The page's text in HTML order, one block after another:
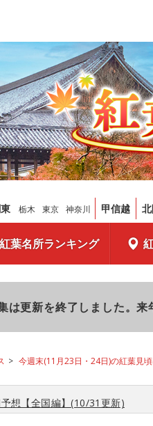
栃木 東京 神奈川 甲信越
紅葉名所ランキング
は更新を終了しました。来
今週末(11月23日・24日)の紅葉見
想【全国編】(10/31更新)